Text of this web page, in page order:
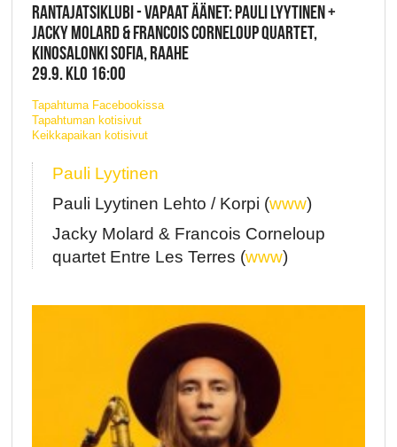
RANTAJATSIKLUBI - VAPAAT ÄÄNET: PAULI LYYTINEN +
JACKY MOLARD & FRANCOIS CORNELOUP QUARTET,
KINOSALONKI SOFIA, RAAHE
29.9. KLO 16:00
Tapahtuma Facebookissa
Tapahtuman kotisivut
Keikkapaikan kotisivut
Pauli Lyytinen
Pauli Lyytinen Lehto / Korpi (www)
Jacky Molard & Francois Corneloup
quartet Entre Les Terres (www)